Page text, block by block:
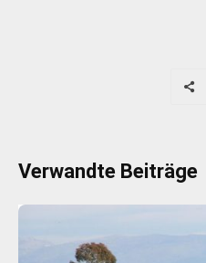
Verwandte Beiträge